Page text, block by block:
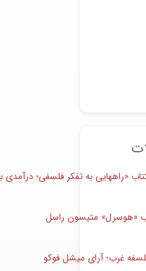
«راههایی به تفکر فلسفی؛ درآمدی
«هوسرل» متیسون راسل
غرب؛ آرای میشل فوکو